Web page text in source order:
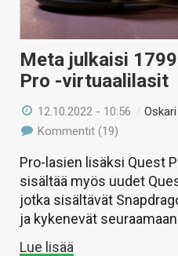
Meta julkaisi
Pro -virtuaalilasit
12.10.2022 - 10:56 /
Kommentit (19)
Pro-lasien lisäksi Quest
sisältää myös uudet
jotka sisältävät
ja kykenevät
Lue lisää